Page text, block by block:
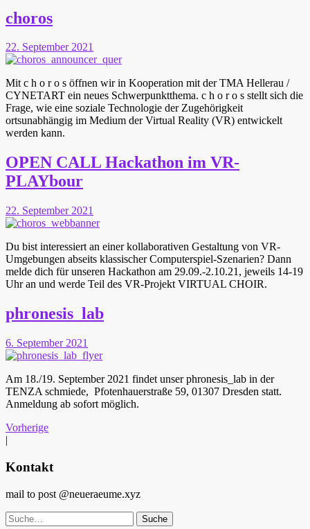
choros
22. September 2021
Mit c h o r o s öffnen wir in Kooperation mit der TMA Hellerau /
CYNETART ein neues Schwerpunktthema. c h o r o s stellt sich die
Frage, wie eine soziale Technologie der Zugehörigkeit
ortsunabhängig im Medium der Virtual Reality (VR) entwickelt
werden kann.
OPEN CALL Hackathon im VR-
PLAYbour
22. September 2021
Du bist interessiert an einer kollaborativen Gestaltung von VR-
Umgebungen abseits klassischer Computerspiel-Szenarien? Dann
melde dich für unseren Hackathon am 29.09.-2.10.21, jeweils 14-19
Uhr an und werde Teil des VR-Projekt VIRTUAL CHOIR.
phronesis_lab
6. September 2021
Am 18./19. September 2021 findet unser phronesis_lab in der
TENZA schmiede, Pfotenhauerstraße 59, 01307 Dresden statt.
Anmeldung ab sofort möglich.
Vorherige
|
Kontakt
mail to post @neueraeume.xyz
Suche